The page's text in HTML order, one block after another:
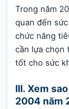
Trong năm
quan đến
chức năng
cần lựa chọn
tốt cho sức
III. Xem
2004 năm